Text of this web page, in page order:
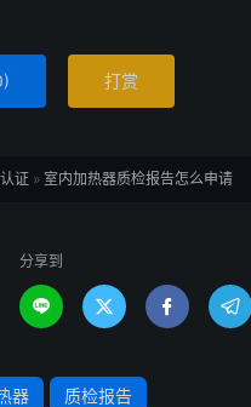
) 打赏
证 » 室内加热器质检报告怎么申请
分享到
   
器 质检报告